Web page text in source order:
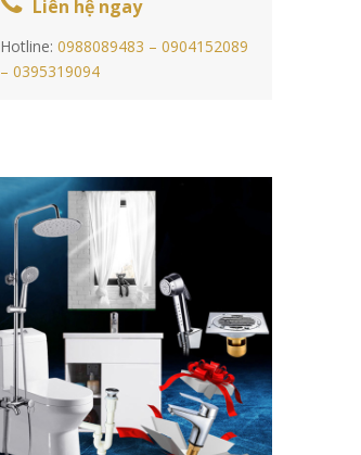
Liên hệ ngay
Hotline: 0988089483 – 0904152089
– 0395319094